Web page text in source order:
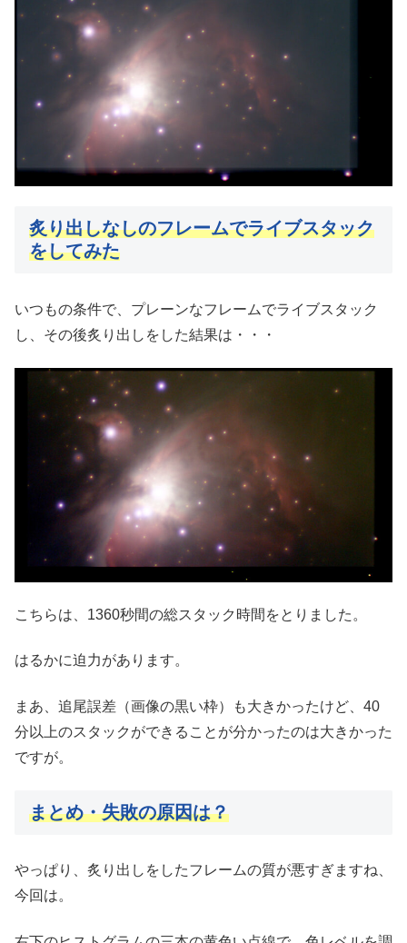
炙り出しなしのフレームでライブスタック
をしてみた
いつもの条件で、プレーンなフレームでライブスタック
し、その後炙り出しをした結果は・・・
こちらは、1360秒間の総スタック時間をとりました。
はるかに迫力があります。
まあ、追尾誤差（画像の黒い枠）も大きかったけど、40
分以上のスタックができることが分かったのは大きかった
ですが。
まとめ・失敗の原因は？
やっぱり、炙り出しをしたフレームの質が悪すぎますね、
今回は。